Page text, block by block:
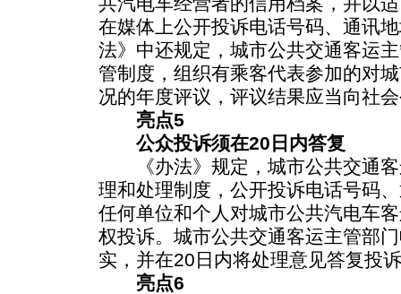
在媒体上公开投诉电话号码、通讯
法》中还规定，城市公共交通客运
管制度，组织有乘客代表参加的对
况的年度评议，评议结果应当向社
亮点5
公众投诉须在20日内答复
《办法》规定，城市公共交通客
理和处理制度，公开投诉电话号码
任何单位和个人对城市公共汽电车
权投诉。城市公共交通客运主管部
实，并在20日内将处理意见答复投
亮点6